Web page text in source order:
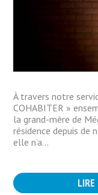
À travers notre
COHABITER »
la grand-mère de
résidence depuis de
elle n’a...
LIRE